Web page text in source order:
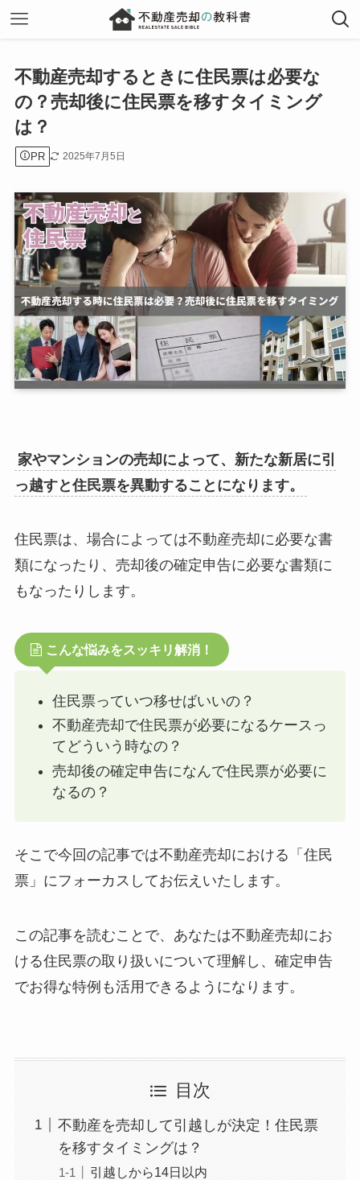
不動産売却するときに住民票は必要な
の？売却後に住民票を移すタイミング
は？
PR 2025年7月5日
家やマンションの売却によって、新たな新居に引
っ越すと住民票を異動することになります。
住民票は、場合によっては不動産売却に必要な書
類になったり、売却後の確定申告に必要な書類に
もなったりします。
こんな悩みをスッキリ解消！
住民票っていつ移せばいいの？
不動産売却で住民票が必要になるケースっ
てどういう時なの？
売却後の確定申告になんで住民票が必要に
なるの？
そこで今回の記事では不動産売却における「住民
票」にフォーカスしてお伝えいたします。
この記事を読むことで、あなたは不動産売却にお
ける住民票の取り扱いについて理解し、確定申告
でお得な特例も活用できるようになります。
目次
不動産を売却して引越しが決定！住民票
を移すタイミングは？
引越しから14日以内